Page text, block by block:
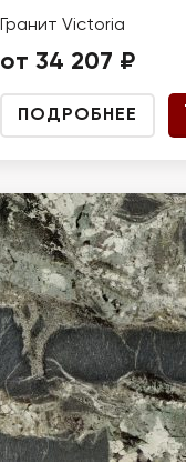
Гранит Victoria
от 34 207 ₽
ПОДРОБНЕЕ